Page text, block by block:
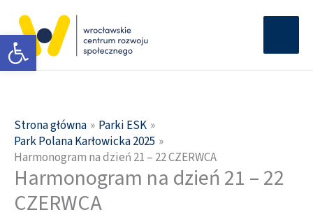
Otwórz pasek narzędzi
treści
Strona główna
Parki ESK
Park Polana Karłowicka 2025
Harmonogram na dzień 21 – 22 CZERWCA
Harmonogram na dzień 21 – 22
CZERWCA